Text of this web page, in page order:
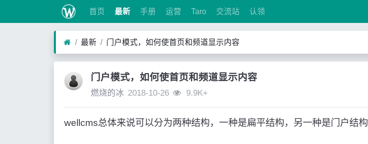
首页 最新 手册 运营 Taro 交流站 认领
最新 门户模式，如何使首页和频道显示内容
门户模式，如何使首页和频道显示内容
燃烧的冰 2018-10-26 9.9K+
wellcms总体来说可以分为两种结构，一种是扁平结构，另一种是门户结构